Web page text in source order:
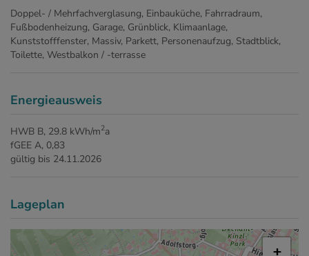
Doppel- / Mehrfachverglasung Einbauküche Fahrradraum
Fußbodenheizung Garage Grünblick Klimaanlage
Kunststofffenster Massiv Parkett Personenaufzug Stadtblick
Toilette Westbalkon / -terrasse
Energieausweis
HWB B, 29.8 kWh/m2a
fGEE A, 0,83
gültig bis 24.11.2026
Lageplan
+